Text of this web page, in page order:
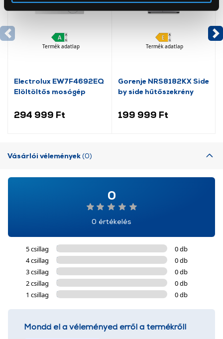
cookie-k személyazonosítására nem alkalmasak,
szolgáltatásaink biztosításához szükségesek. Az oldal
Termék adatlap
Electrolux EW7F4692EQ
Elöltöltős mosógép
294 999 Ft
Termék adatlap
Gorenje NRS8182KX Side
by side hűtőszekrény
199 999 Ft
Vásárlói vélemények(0)
0
0 értékelés
5 csillag
0 db
4 csillag
0 db
3 csillag
0 db
2 csillag
0 db
1 csillag
0 db
Mondd el a véleményed erről a termékről!